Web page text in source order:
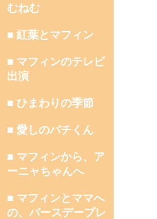
むねむ
■ 紅葉とマフィン
■ マフィンのテレビ
出演
■ ひまわりの季節
■ 愛しのパチくん
■ マフィンから、ア
ーニャちゃんへ
■ マフィンとママへ
の、バースデープレ